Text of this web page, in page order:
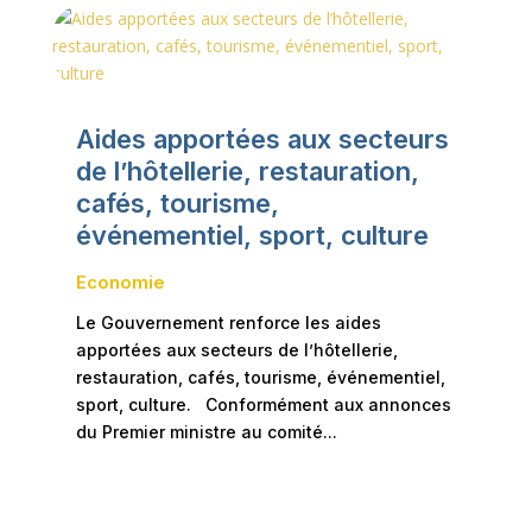
Aides apportées aux secteurs
de l’hôtellerie, restauration,
cafés, tourisme,
événementiel, sport, culture
Economie
Le Gouvernement renforce les aides
apportées aux secteurs de l’hôtellerie,
restauration, cafés, tourisme, événementiel,
sport, culture. Conformément aux annonces
du Premier ministre au comité...